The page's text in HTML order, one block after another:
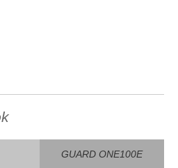
GUARD ONE100E